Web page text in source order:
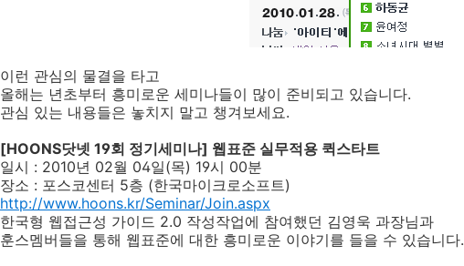
이런 관심의 물결을 타고
올해는 년초부터 흥미로운 세미나들이 많이 준비되고 있습니다.
관심 있는 내용들은 놓치지 말고 챙겨보세요.
[HOONS닷넷 19회 정기세미나] 웹표준 실무적용 퀵스타트
일시 : 2010년 02월 04일(목) 19시 00분
장소 : 포스코센터 5층 (한국마이크로소프트)
http://www.hoons.kr/Seminar/Join.aspx
한국형 웹접근성 가이드 2.0 작성작업에 참여했던 김영욱 과장님과
훈스멤버들을 통해 웹표준에 대한 흥미로운 이야기를 들을 수 있습니다.